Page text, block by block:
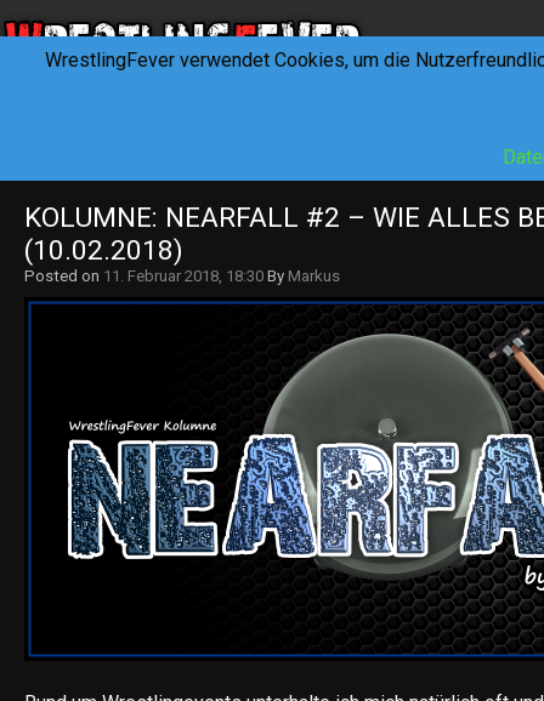
KOLUMNE: NEARFALL #2 – WIE ALLES
(10.02.2018)
Posted on 11. Februar 2018, 18:30 By Markus
WrestlingFever verwendet Cookies, um die